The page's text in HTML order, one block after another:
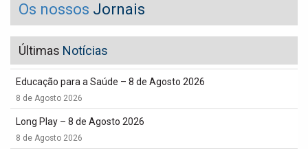
Os nossos Jornais
Últimas Notícias
Educação para a Saúde – 8 de Agosto 2026
8 de Agosto 2026
Long Play – 8 de Agosto 2026
8 de Agosto 2026